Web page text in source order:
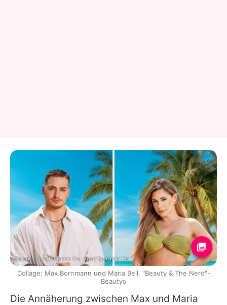
Die Annäherung zwischen Max und Maria
Collage: Joyn/Benjamin Kis, Joyn/ Benjamin Kis
Collage: Max Bornmann und Maria Bell, "Beauty & The Nerd"-
Beautys